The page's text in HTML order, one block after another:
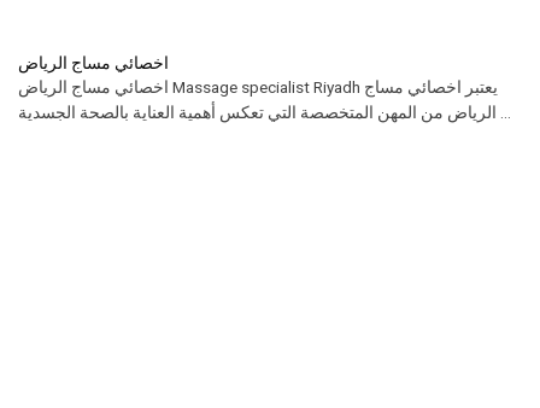
اخصائي مساج الرياض
اخصائي مساج الرياض Massage specialist Riyadh يعتبر اخصائي مساج